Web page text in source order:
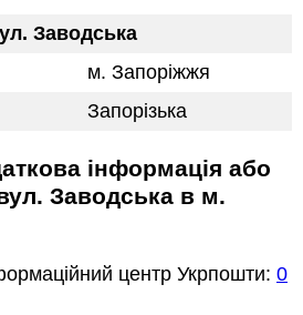
Заводська
м. Запоріжжя
Запорізька
Заводська в м.
центр Укрпошти: 0